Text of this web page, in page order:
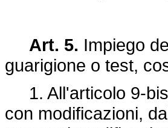
Art. 5. Impiego
guarigione o test,
1. All'articolo 9-
con modificazioni,